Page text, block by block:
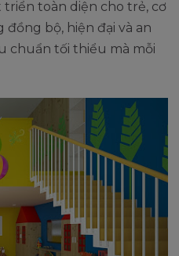
toàn diện cho trẻ, cơ
đồng bộ, hiện đại và an
chuẩn tối thiểu mà mỗi